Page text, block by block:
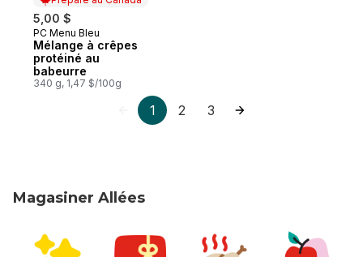
5,00 $
Préparé au Canada
PC Menu Bleu
Mélange à crêpes
protéiné au
babeurre
340 g, 1,47 $/100g
1 2 3
Magasiner Allées